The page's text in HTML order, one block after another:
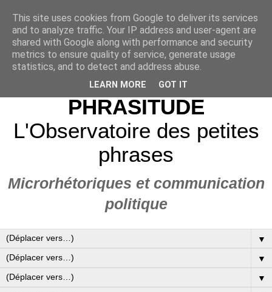
PHRASITUDE
L'Observatoire des petites
phrases
Microrhétoriques et communication
politique
▼
▼
▼
This site uses cookies from Google to deliver its services
and to analyze traffic. Your IP address and user-agent are
shared with Google along with performance and security
metrics to ensure quality of service, generate usage
statistics, and to detect and address abuse.
LEARN MORE GOT IT